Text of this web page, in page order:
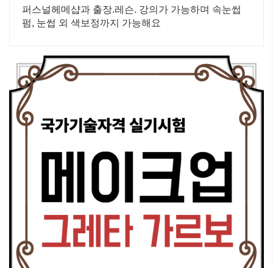
퍼스널헤메샵과 출장.레슨. 강의가 가능하며 속눈썹
펌, 눈썹 외 색보정까지 가능해요